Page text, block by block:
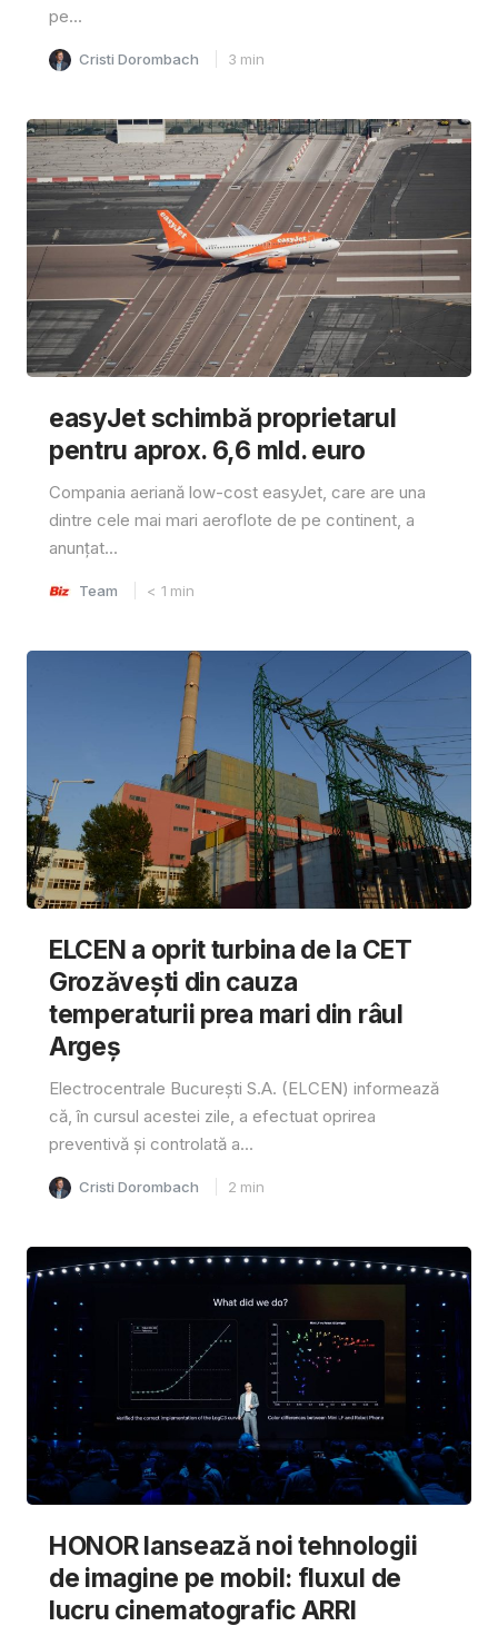
pe...
Cristi Dorombach 3 min
easyJet schimbă proprietarul
pentru aprox. 6,6 mld. euro
Compania aeriană low-cost easyJet, care are una
dintre cele mai mari aeroflote de pe continent, a
anunțat...
Team < 1 min
ELCEN a oprit turbina de la CET
Grozăvești din cauza
temperaturii prea mari din râul
Argeș
Electrocentrale București S.A. (ELCEN) informează
că, în cursul acestei zile, a efectuat oprirea
preventivă și controlată a...
Cristi Dorombach 2 min
HONOR lansează noi tehnologii
de imagine pe mobil: fluxul de
lucru cinematografic ARRI